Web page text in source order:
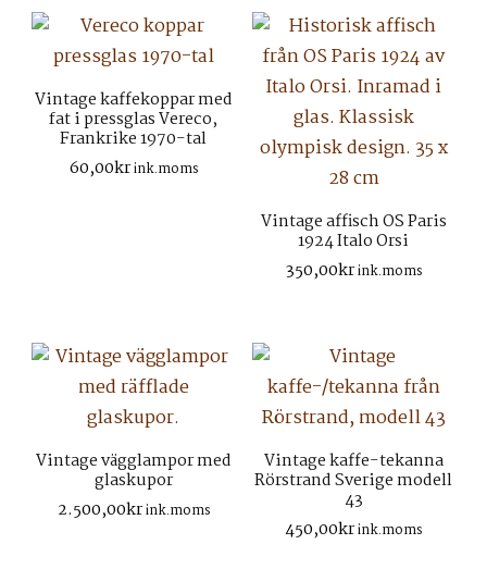
Vintage kaffekoppar med
fat i pressglas Vereco,
Frankrike 1970-tal
60,00krink.moms
Vintage affisch OS Paris
1924 Italo Orsi
350,00krink.moms
Vintage vägglampor med
glaskupor
2.500,00krink.moms
Vintage kaffe-tekanna
Rörstrand Sverige modell
43
450,00krink.moms